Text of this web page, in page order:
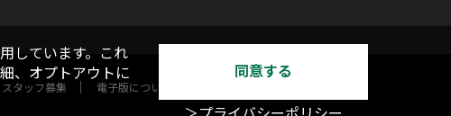
スタッフ募集 電子版について
しています。これ
、オプトアウトに
同意する